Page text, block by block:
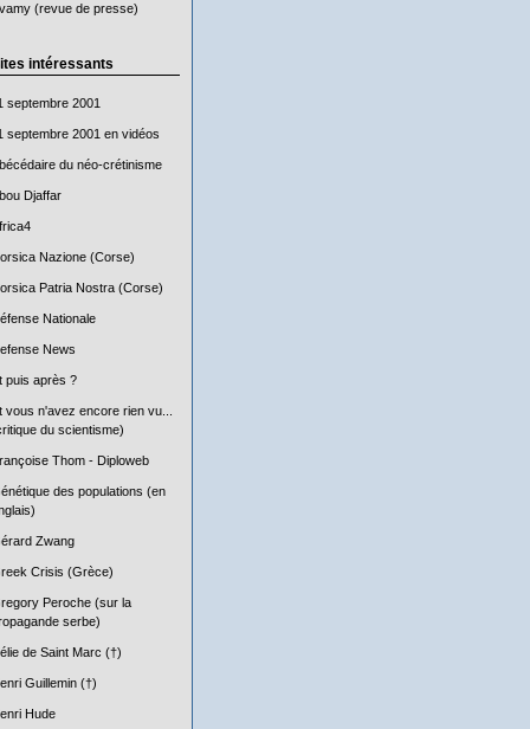
(revue de presse)
intéressants
septembre 2001
septembre 2001 en vidéos
du néo-crétinisme
Djaffar
Nazione (Corse)
Patria Nostra (Corse)
Nationale
News
puis après ?
vous n'avez encore rien vu...
du scientisme)
Thom - Diploweb
des populations (en
Zwang
Crisis (Grèce)
Peroche (sur la
serbe)
de Saint Marc (†)
Guillemin (†)
Hude